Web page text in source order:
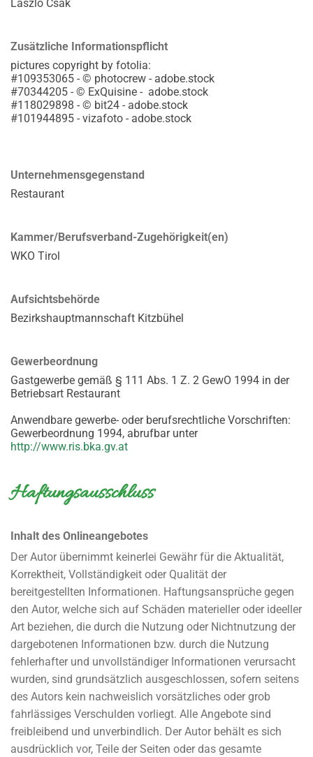
Laszlo Csak
Zusätzliche Informationspflicht
pictures copyright by fotolia:
#109353065 - © photocrew - adobe.stock
#70344205 - © ExQuisine - adobe.stock
#118029898 - © bit24 - adobe.stock
#101944895 - vizafoto - adobe.stock
Unternehmensgegenstand
Restaurant
Kammer/Berufsverband-Zugehörigkeit(en)
WKO Tirol
Aufsichtsbehörde
Bezirkshauptmannschaft Kitzbühel
Gewerbeordnung
Gastgewerbe gemäß § 111 Abs. 1 Z. 2 GewO 1994 in der
Betriebsart Restaurant
Anwendbare gewerbe- oder berufsrechtliche Vorschriften:
Gewerbeordnung 1994, abrufbar unter
http://www.ris.bka.gv.at
Haftungsausschluss
Inhalt des Onlineangebotes
Der Autor übernimmt keinerlei Gewähr für die Aktualität,
Korrektheit, Vollständigkeit oder Qualität der
bereitgestellten Informationen. Haftungsansprüche gegen
den Autor, welche sich auf Schäden materieller oder ideeller
Art beziehen, die durch die Nutzung oder Nichtnutzung der
dargebotenen Informationen bzw. durch die Nutzung
fehlerhafter und unvollständiger Informationen verursacht
wurden, sind grundsätzlich ausgeschlossen, sofern seitens
des Autors kein nachweislich vorsätzliches oder grob
fahrlässiges Verschulden vorliegt. Alle Angebote sind
freibleibend und unverbindlich. Der Autor behält es sich
ausdrücklich vor, Teile der Seiten oder das gesamte